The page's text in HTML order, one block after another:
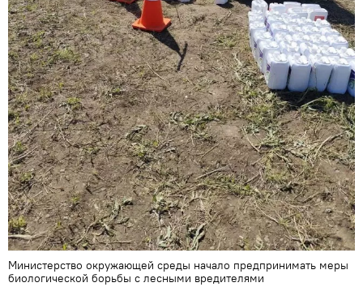
Министерство окружающей среды начало предпринимать меры
биологической борьбы с лесными вредителями